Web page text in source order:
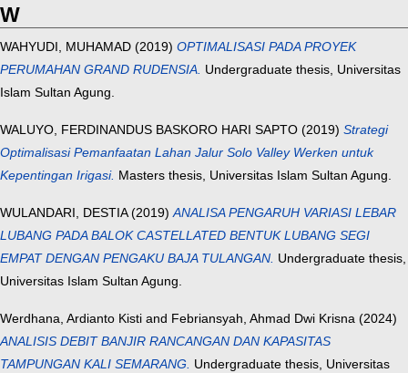
W
WAHYUDI, MUHAMAD (2019) OPTIMALISASI PADA PROYEK
PERUMAHAN GRAND RUDENSIA. Undergraduate thesis, Universitas
Islam Sultan Agung.
WALUYO, FERDINANDUS BASKORO HARI SAPTO (2019) Strategi
Optimalisasi Pemanfaatan Lahan Jalur Solo Valley Werken untuk
Kepentingan Irigasi. Masters thesis, Universitas Islam Sultan Agung.
WULANDARI, DESTIA(2019)ANALISA PENGARUH VARIASI LEBAR
LUBANG PADA BALOK CASTELLATED BENTUK LUBANG SEGI
EMPAT DENGAN PENGAKU BAJA TULANGAN. Undergraduate thesis,
Universitas Islam Sultan Agung.
Werdhana, Ardianto Kisti and Febriansyah, Ahmad Dwi Krisna (2024)
ANALISIS DEBIT BANJIR RANCANGAN DAN KAPASITAS
TAMPUNGAN KALI SEMARANG. Undergraduate thesis, Universitas